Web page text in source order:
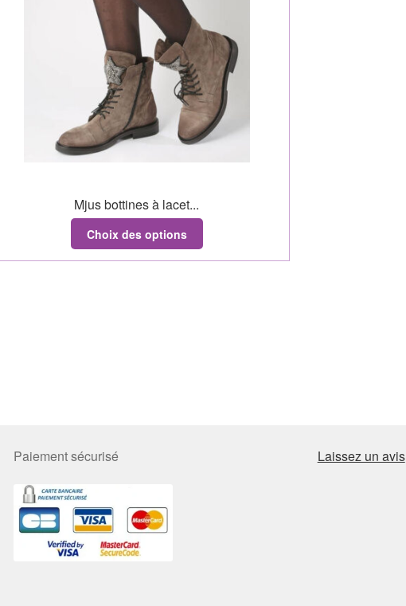
Mjus bottines à lacet...
Choix des options
Paiement sécurisé Laissez un avis